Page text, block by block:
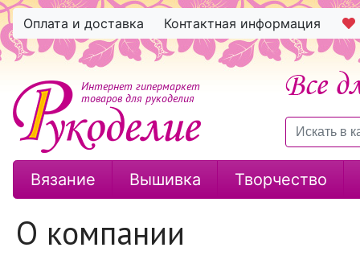
Оплата и доставка Контактная информация
Интернет гипермаркет
товаров для рукоделия
Вязание Вышивка Творчество
О компании